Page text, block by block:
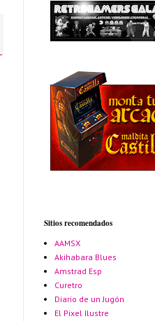
Sitios recomendados
AAMSX
Akihabara Blues
Amstrad Esp
Curetro
Diario de un Jugón
El Pixel Ilustre